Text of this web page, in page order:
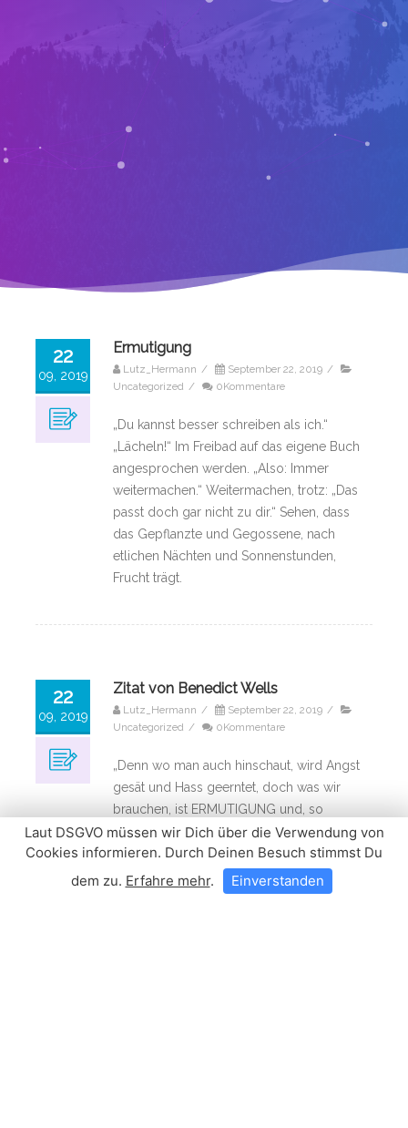
22
09, 2019
Ermutigung
Lutz_Hermann / September 22, 2019 /
Uncategorized / 0Kommentare
„Du kannst besser schreiben als ich.“
„Lächeln!“ Im Freibad auf das eigene Buch
angesprochen werden. „Also: Immer
weitermachen.“ Weitermachen, trotz: „Das
passt doch gar nicht zu dir.“ Sehen, dass
das Gepflanzte und Gegossene, nach
etlichen Nächten und Sonnenstunden,
Frucht trägt.
22
09, 2019
Zitat von Benedict Wells
Lutz_Hermann / September 22, 2019 /
Uncategorized / 0Kommentare
„Denn wo man auch hinschaut, wird Angst
gesät und Hass geerntet, doch was wir
brauchen, ist ERMUTIGUNG und, so
dämlich es klingt, für jeden Kopf im Sand
eine Hand, die ihn entschlossen wieder
rauszieht, und für jedes zynische Abwinken
und resignierte Schweigen ein Bewusstsein,
Laut DSGVO müssen wir Dich über die Verwendung von
Cookies informieren. Durch Deinen Besuch stimmst Du
dem zu. Erfahre mehr. Einverstanden